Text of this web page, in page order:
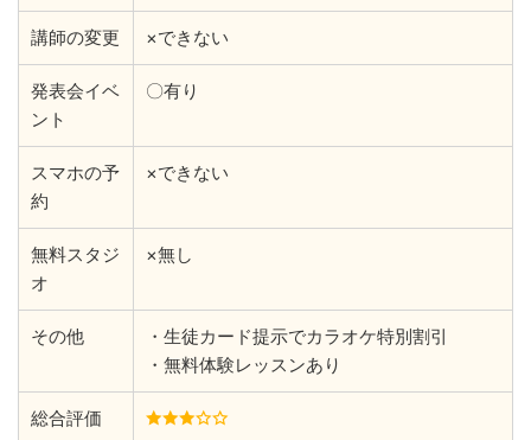
講師の変更 ×できない
発表会イベ
ント
〇有り
スマホの予
約
×できない
無料スタジ
オ
×無し
その他
・生徒カード提示でカラオケ特別割引
・無料体験レッスンあり
総合評価